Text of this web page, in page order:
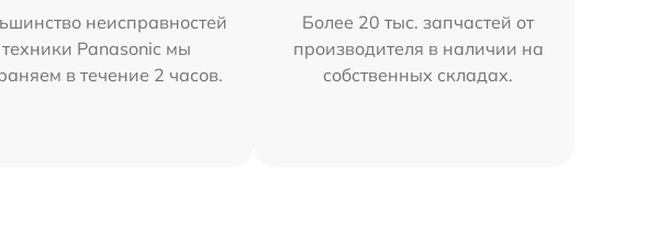
неисправностей
техники Panasonic мы
в течение 2 часов.
Более 20 тыс. запчастей от
производителя в наличии на
собственных складах.